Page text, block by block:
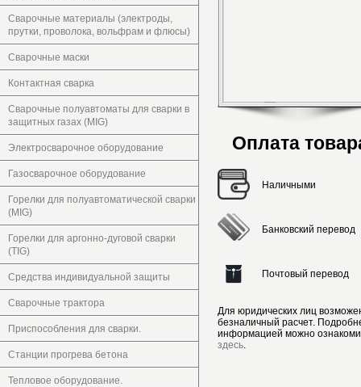
Сварочные материалы (электроды,
прутки, проволока, вольфрам и флюсы)
Сварочные маски
Контактная сварка
Сварочные полуавтоматы для сварки в
защитных газах (MIG)
Электросварочное оборудование
Газосварочное оборудование
Горелки для полуавтоматической сварки
(MIG)
Горелки для аргонно-дуговой сварки
(TIG)
Средства индивидуальной защиты
Сварочные трактора
Приспособления для сварки.
Станции прогрева бетона
Тепловое оборудование.
Оплата
Наличными
Банковский перевод
Почтовый перевод
Для юридических лиц
безналичный расчет.
информацией можно
здесь.